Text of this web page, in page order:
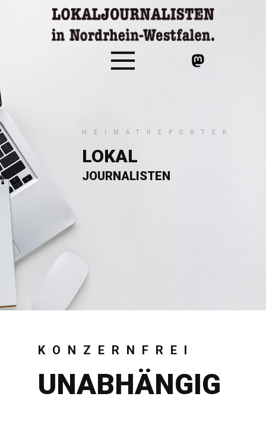
HEIMATREPORTER
LOKAL
JOURNALIST​EN
KONZERNFREI
UNABHÄNGIG